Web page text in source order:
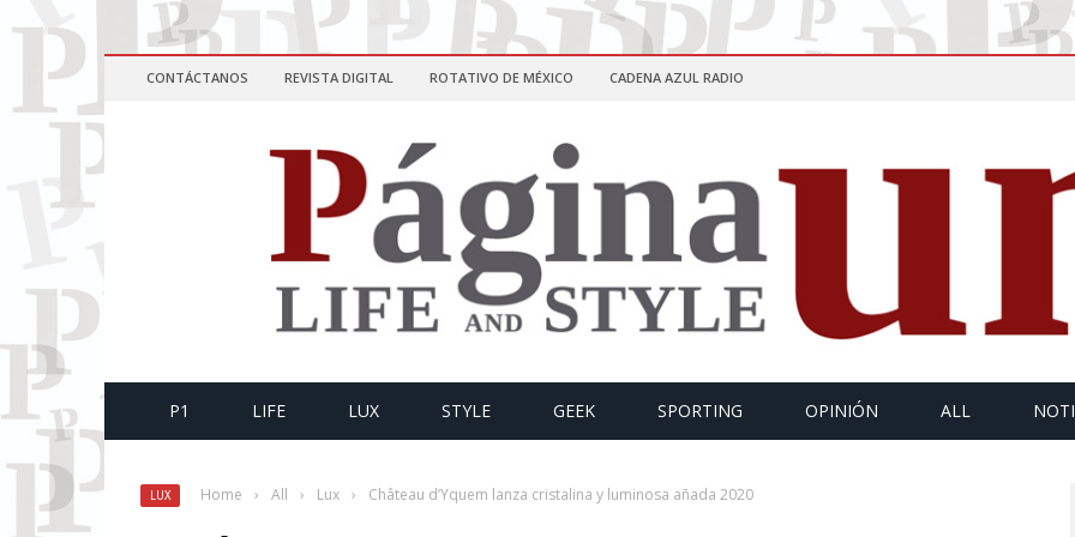
CONTÁCTANOS REVISTA DIGITAL ROTATIVO DE MÉXICO CADENA AZUL RADIO
P1 LIFE LUX STYLE GEEK SPORTING OPINIÓN ALL
LUX Home › All › Lux › Château d’Yquem lanza cristalina y luminosa añada 2020